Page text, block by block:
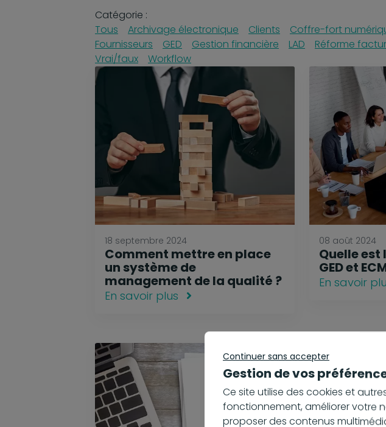
Catégorie :
Tous
Archivage électronique Clients Coffre-fort
Fournisseurs
GED Gestion financière LAD Réforme
Vrai/faux
Workflow
18 septembre 2024
Comment mettre en place
un système de
management de la qualité ?
En savoir plus
08 août 2024
Quelle
GED et
En savoir
Continuer sans accepter
Gestion de vos
Ce site utilise des cookies et
fonctionnement, améliorer votre
proposer des contenus